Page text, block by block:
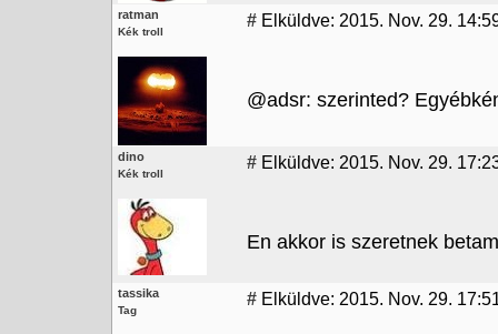
ratman
Kék troll
# Elküldve: 2015. Nov. 29.
@adsr: szerinted?
dino
Kék troll
# Elküldve: 2015. Nov. 29.
En akkor is szeretnek
tassika
Tag
# Elküldve: 2015. Nov. 29.